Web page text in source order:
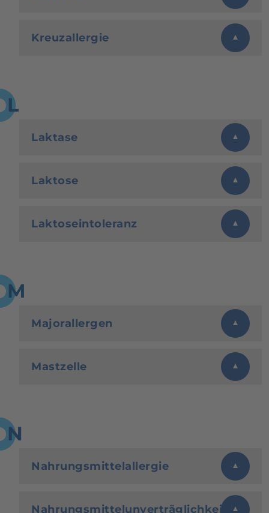
Kreuzallergie
L
Laktase
Laktose
Laktoseintoleranz
M
Majorallergen
Mastzelle
N
Nahrungsmittelallergie
Nahrungsmittelunverträglichkeit